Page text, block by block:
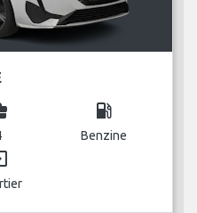
local_gas_station
Benzine